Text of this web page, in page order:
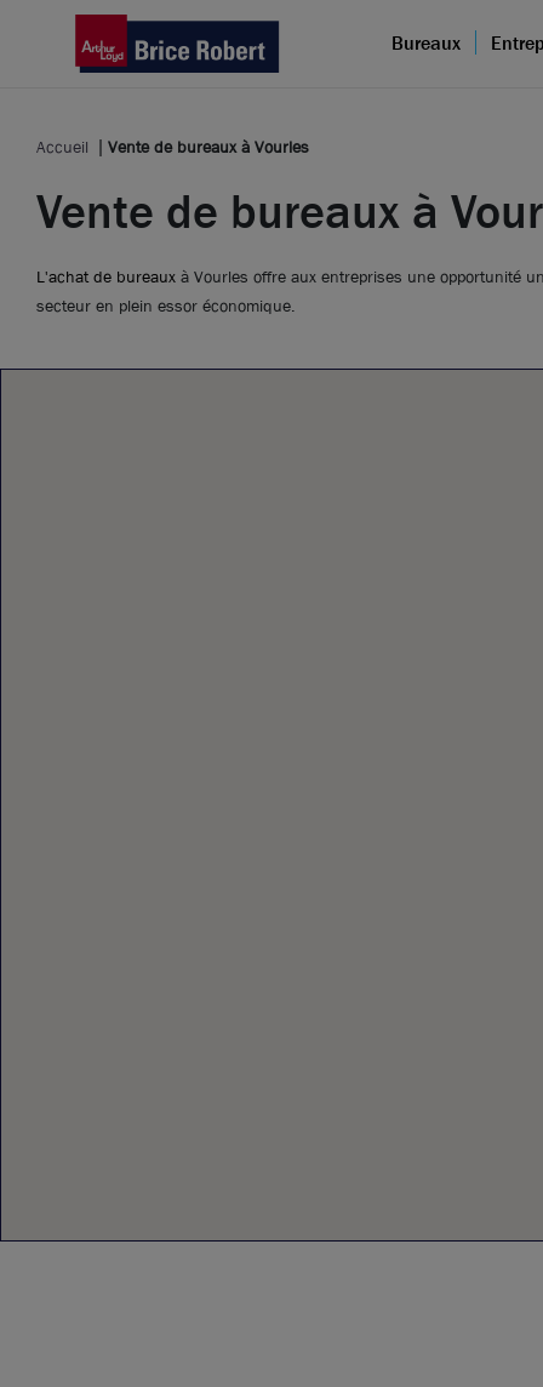
Bureaux
Accueil Vente de bureaux à Vourles
Vente de bureaux à
L'achat de bureaux à Vourles offre aux entreprises une opportunité
secteur en plein essor économique.